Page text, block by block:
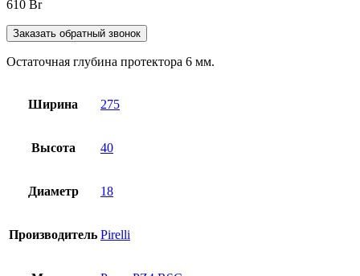
610 Br
Заказать обратный звонок
Остаточная глубина протектора 6 мм.
Ширина 275
Высота 40
Диаметр 18
Производитель Pirelli